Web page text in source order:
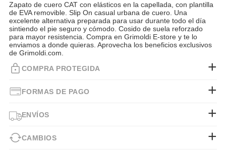
Zapato de cuero CAT con elásticos en la capellada, con plantilla
de EVA removible. Slip On casual urbana de cuero. Una
excelente alternativa preparada para usar durante todo el día
sintiendo el pie seguro y cómodo. Cosido de suela reforzado
para mayor resistencia. Compra en Grimoldi E-store y te lo
enviamos a donde quieras. Aprovecha los beneficios exclusivos
de Grimoldi.com.
COMPRA PROTEGIDA
FORMAS DE PAGO
ENVÍOS
CAMBIOS